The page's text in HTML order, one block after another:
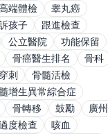
端體檢
睾丸癌
孩子
跟進檢查
公立醫院
功能保留
骨癌醫生排名
骨科
刺
骨髓活檢
增生異常綜合症
骨轉移 鼓勵
廣州
度檢查
咳血